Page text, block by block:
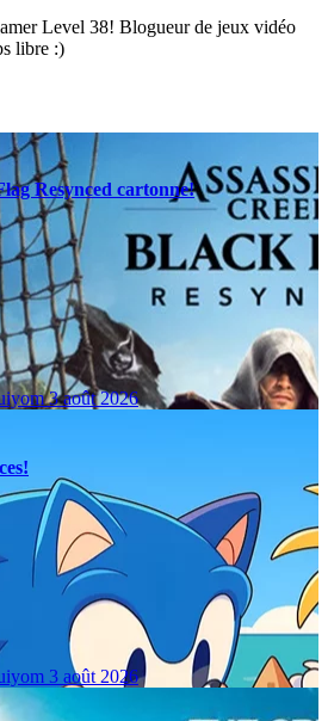
Level 38! Blogueur de jeux vidéo
libre :)
Resynced cartonne!
3 août 2026
3 août 2026